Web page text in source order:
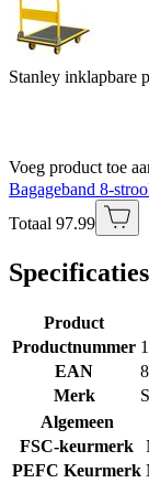
Stanley inklapbare
Voeg product toe
Bagageband 8-
Totaal 97.99
Specificaties
Product
Productnummer
EAN
Merk
Algemeen
FSC-keurmerk
PEFC Keurmerk